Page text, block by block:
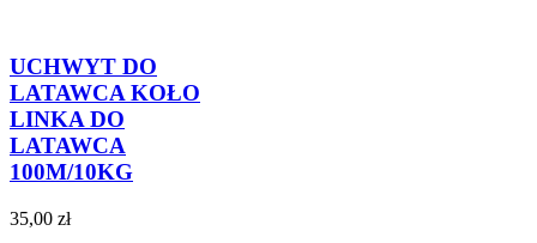
UCHWYT DO
LATAWCA KOŁO
LINKA DO
LATAWCA
100M/10KG
35,00 zł